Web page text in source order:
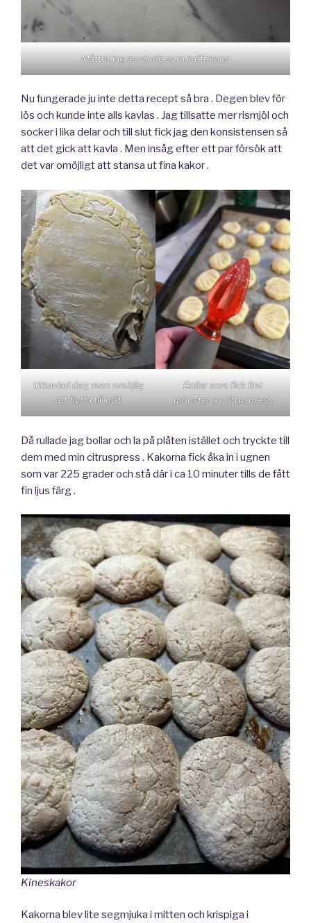
Måttet jag använde som kaffekopp
Nu fungerade ju inte detta recept så bra . Degen blev för
lös och kunde inte alls kavlas . Jag tillsatte mer rismjöl och
socker i lika delar och till slut fick jag den konsistensen så
att det gick att kavla . Men insåg efter ett par försök att
det var omöjligt att stansa ut fina kakor .
Utkavlad deg men omöjlig
att flytta till plåt
Bollar som fick fint
mönster av citruspress
Då rullade jag bollar och la på plåten istället och tryckte till
dem med min citruspress . Kakorna fick åka in i ugnen
som var 225 grader och stå där i ca 10 minuter tills de fått
fin ljus färg .
Kineskakor
Kakorna blev lite segmjuka i mitten och krispiga i